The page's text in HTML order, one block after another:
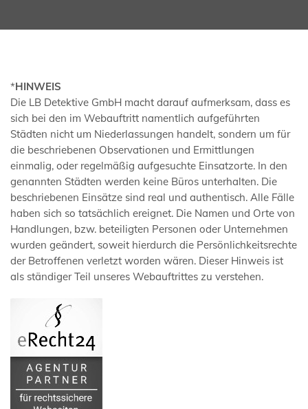
*HINWEIS
Die LB Detektive GmbH macht darauf aufmerksam, dass es
sich bei den im Webauftritt namentlich aufgeführten
Städten nicht um Niederlassungen handelt, sondern um für
die beschriebenen Observationen und Ermittlungen
einmalig, oder regelmäßig aufgesuchte Einsatzorte. In den
genannten Städten werden keine Büros unterhalten. Die
beschriebenen Einsätze sind real und authentisch. Alle Fälle
haben sich so tatsächlich ereignet. Die Namen und Orte von
Handlungen, bzw. beteiligten Personen oder Unternehmen
wurden geändert, soweit hierdurch die Persönlichkeitsrechte
der Betroffenen verletzt worden wären. Dieser Hinweis ist
als ständiger Teil unseres Webauftrittes zu verstehen.